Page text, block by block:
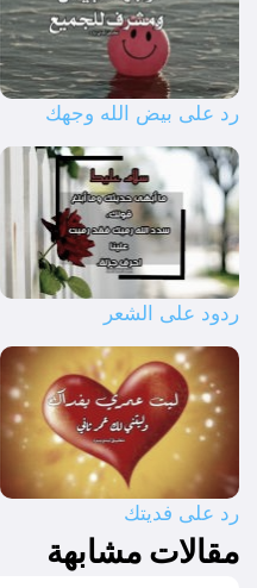
رد على بيض الله وجهك
ردود على الشعر
رد على فديتك
مقالات مشابهة